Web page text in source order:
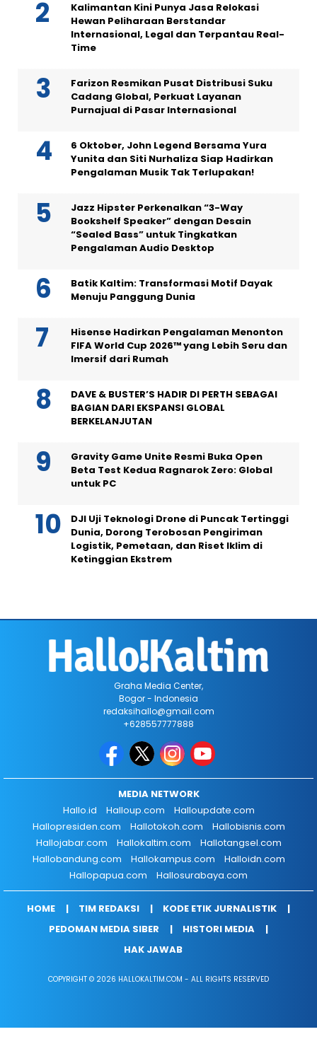
Kalimantan Kini Punya Jasa Relokasi
Hewan Peliharaan Berstandar
Internasional, Legal dan Terpantau Real-
Time
Farizon Resmikan Pusat Distribusi Suku
Cadang Global, Perkuat Layanan
Purnajual di Pasar Internasional
6 Oktober, John Legend Bersama Yura
Yunita dan Siti Nurhaliza Siap Hadirkan
Pengalaman Musik Tak Terlupakan!
Jazz Hipster Perkenalkan “3-Way
Bookshelf Speaker” dengan Desain
“Sealed Bass” untuk Tingkatkan
Pengalaman Audio Desktop
Batik Kaltim: Transformasi Motif Dayak
Menuju Panggung Dunia
Hisense Hadirkan Pengalaman Menonton
FIFA World Cup 2026™ yang Lebih Seru dan
Imersif dari Rumah
DAVE & BUSTER’S HADIR DI PERTH SEBAGAI
BAGIAN DARI EKSPANSI GLOBAL
BERKELANJUTAN
Gravity Game Unite Resmi Buka Open
Beta Test Kedua Ragnarok Zero: Global
untuk PC
DJI Uji Teknologi Drone di Puncak Tertinggi
Dunia, Dorong Terobosan Pengiriman
Logistik, Pemetaan, dan Riset Iklim di
Ketinggian Ekstrem
Graha Media Center,
Bogor - Indonesia
redaksihallo@gmail.com
+628557777888
MEDIA NETWORK
Hallo.id
Halloup.com
Halloupdate.com
Hallopresiden.com
Hallotokoh.com
Hallobisnis.com
Hallojabar.com
Hallokaltim.com
Hallotangsel.com
Hallobandung.com
Hallokampus.com
Halloidn.com
Hallopapua.com
Hallosurabaya.com
HOME TIM REDAKSI
KODE ETIK JURNALISTIK
PEDOMAN MEDIA SIBER
HISTORI MEDIA
HAK JAWAB
COPYRIGHT © 2026 HALLOKALTIM.COM - ALL RIGHTS RESERVED